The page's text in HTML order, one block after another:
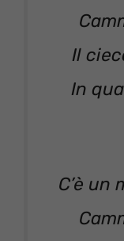
Il
In
C’è